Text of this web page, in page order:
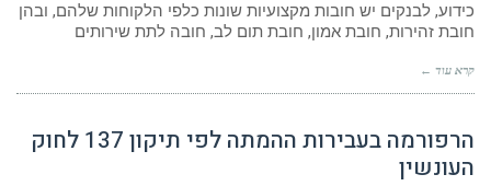
כידוע, לבנקים יש חובות מקצועיות שונות כלפי הלקוחות שלהם, ובהן
חובת זהירות, חובת אמון, חובת תום לב, חובה לתת שירותים
קרא עוד ←
הרפורמה בעבירות ההמתה לפי תיקון 137 לחוק
העונשין